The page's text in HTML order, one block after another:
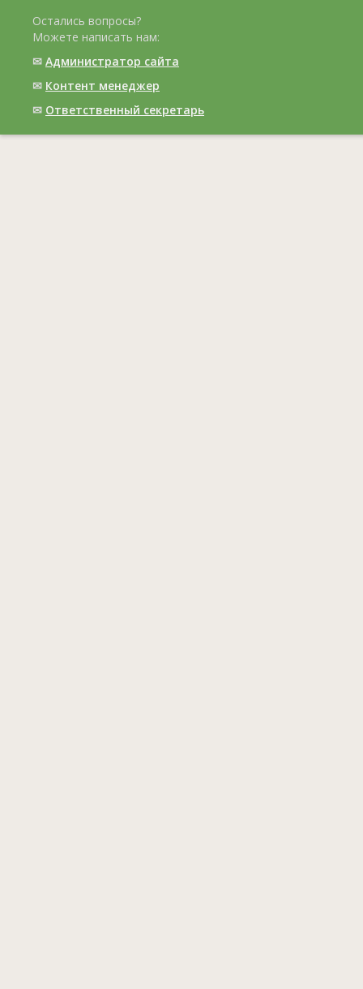
Остались вопросы?
Можете написать нам:
✉ Администратор сайта
✉ Контент менеджер
✉ Ответственный cекретарь